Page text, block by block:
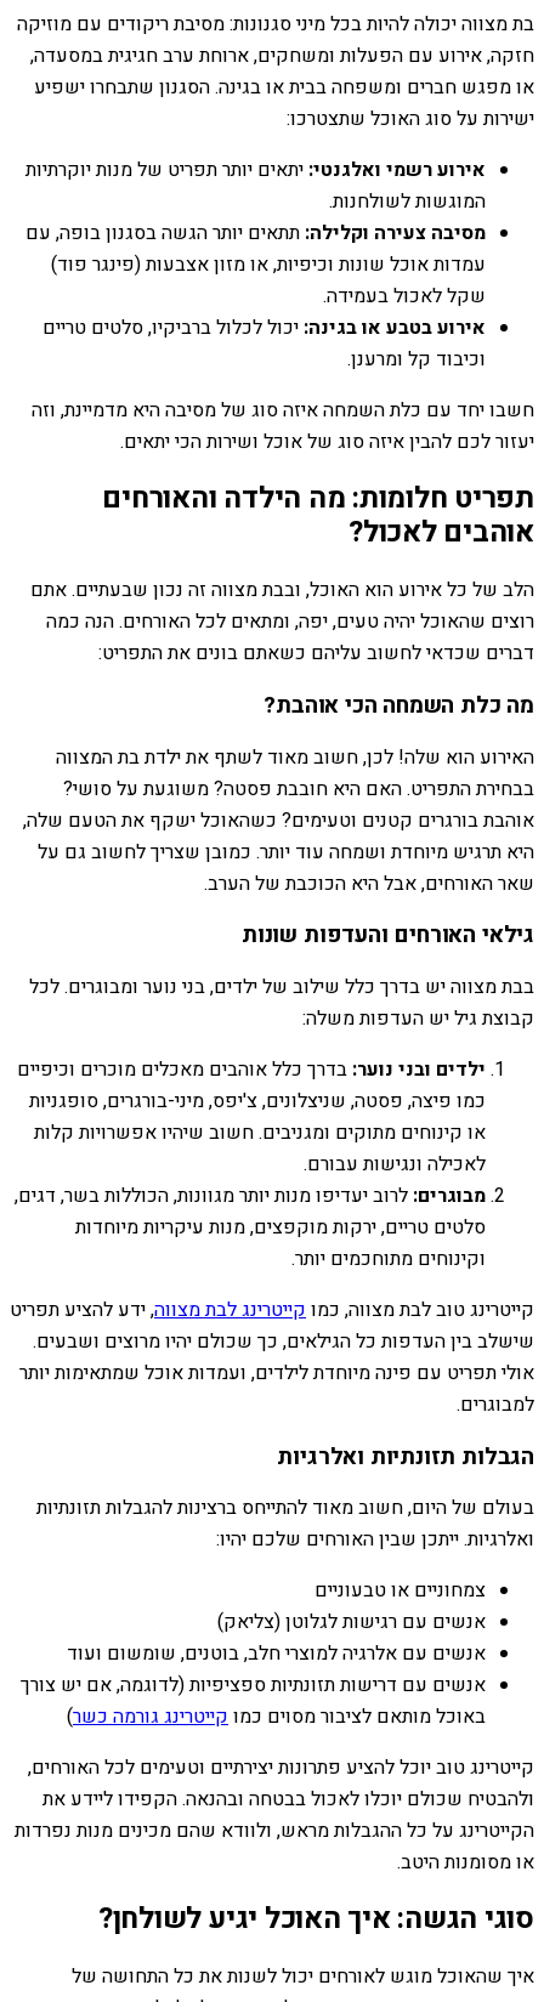
בת מצווה יכולה להיות בכל מיני סגנונות: מסיבת ריקודים עם מוזיקה
חזקה, אירוע עם הפעלות ומשחקים, ארוחת ערב חגיגית במסעדה,
או מפגש חברים ומשפחה בבית או בגינה. הסגנון שתבחרו ישפיע
ישירות על סוג האוכל שתצטרכו:
אירוע רשמי ואלגנטי: יתאים יותר תפריט של מנות יוקרתיות
המוגשות לשולחנות.
מסיבה צעירה וקלילה: תתאים יותר הגשה בסגנון בופה, עם
עמדות אוכל שונות וכיפיות, או מזון אצבעות (פינגר פוד)
שקל לאכול בעמידה.
אירוע בטבע או בגינה: יכול לכלול ברביקיו, סלטים טריים
וכיבוד קל ומרענן.
חשבו יחד עם כלת השמחה איזה סוג של מסיבה היא מדמיינת, וזה
יעזור לכם להבין איזה סוג של אוכל ושירות הכי יתאים.
תפריט חלומות: מה הילדה והאורחים
אוהבים לאכול?
הלב של כל אירוע הוא האוכל, ובבת מצווה זה נכון שבעתיים. אתם
רוצים שהאוכל יהיה טעים, יפה, ומתאים לכל האורחים. הנה כמה
דברים שכדאי לחשוב עליהם כשאתם בונים את התפריט:
מה כלת השמחה הכי אוהבת?
האירוע הוא שלה! לכן, חשוב מאוד לשתף את ילדת בת המצווה
בבחירת התפריט. האם היא חובבת פסטה? משוגעת על סושי?
אוהבת בורגרים קטנים וטעימים? כשהאוכל ישקף את הטעם שלה,
היא תרגיש מיוחדת ושמחה עוד יותר. כמובן שצריך לחשוב גם על
שאר האורחים, אבל היא הכוכבת של הערב.
גילאי האורחים והעדפות שונות
בבת מצווה יש בדרך כלל שילוב של ילדים, בני נוער ומבוגרים. לכל
קבוצת גיל יש העדפות משלה:
ילדים ובני נוער: בדרך כלל אוהבים מאכלים מוכרים וכיפיים
כמו פיצה, פסטה, שניצלונים, צ'יפס, מיני-בורגרים, סופגניות
או קינוחים מתוקים ומגניבים. חשוב שיהיו אפשרויות קלות
לאכילה ונגישות עבורם.
מבוגרים: לרוב יעדיפו מנות יותר מגוונות, הכוללות בשר, דגים,
סלטים טריים, ירקות מוקפצים, מנות עיקריות מיוחדות
וקינוחים מתוחכמים יותר.
קייטרינג טוב לבת מצווה, כמוקייטרינג לבת מצווה, ידע להציע תפריט
שישלב בין העדפות כל הגילאים, כך שכולם יהיו מרוצים ושבעים.
אולי תפריט עם פינה מיוחדת לילדים, ועמדות אוכל שמתאימות יותר
למבוגרים.
הגבלות תזונתיות ואלרגיות
בעולם של היום, חשוב מאוד להתייחס ברצינות להגבלות תזונתיות
ואלרגיות. ייתכן שבין האורחים שלכם יהיו:
צמחוניים או טבעוניים
אנשים עם רגישות לגלוטן (צליאק)
אנשים עם אלרגיה למוצרי חלב, בוטנים, שומשום ועוד
אנשים עם דרישות תזונתיות ספציפיות (לדוגמה, אם יש צורך
באוכל מותאם לציבור מסוים כמוקייטרינג גורמה כשר)
קייטרינג טוב יוכל להציע פתרונות יצירתיים וטעימים לכל האורחים,
ולהבטיח שכולם יוכלו לאכול בבטחה ובהנאה. הקפידו ליידע את
הקייטרינג על כל ההגבלות מראש, ולוודא שהם מכינים מנות נפרדות
או מסומנות היטב.
סוגי הגשה: איך האוכל יגיע לשולחן?
איך שהאוכל מוגש לאורחים יכול לשנות את כל התחושה של